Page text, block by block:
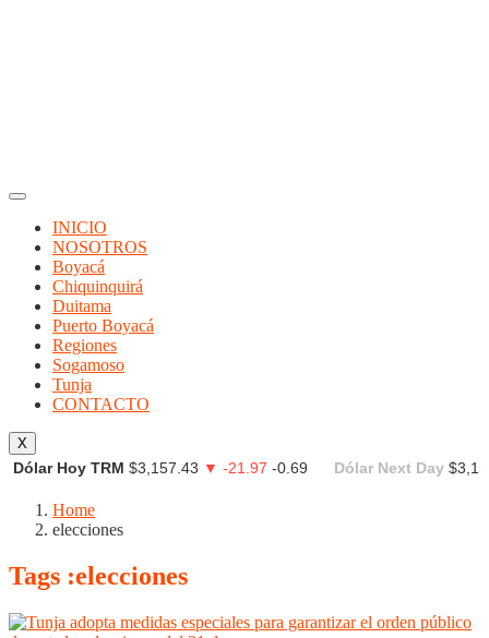
INICIO
NOSOTROS
Boyacá
Chiquinquirá
Duitama
Puerto Boyacá
Regiones
Sogamoso
Tunja
CONTACTO
X
Dólar Hoy TRM $3,157.43 ▼ -21.97 -0.69 Dólar Next Day
Home
elecciones
Tags :elecciones